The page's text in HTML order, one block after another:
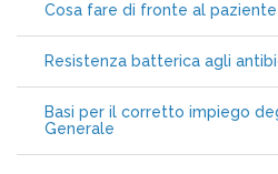
Cosa fare di fronte al
Resistenza batterica agli
Basi per il corretto impiego
Generale